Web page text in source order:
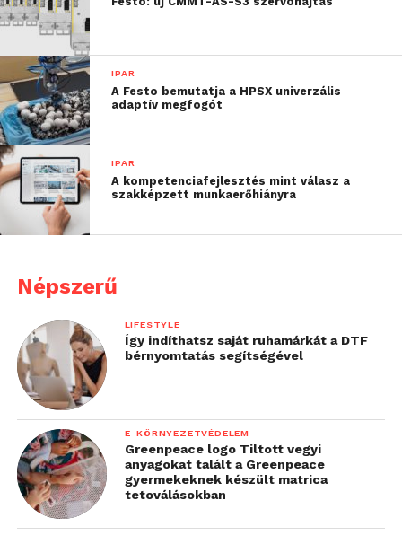
IPAR
A Festo bemutatja a HPSX univerzális
adaptív megfogót
IPAR
A kompetenciafejlesztés mint válasz a
szakképzett munkaerőhiányra
Népszerű
LIFESTYLE
Így indíthatsz saját ruhamárkát a DTF
bérnyomtatás segítségével
E-KÖRNYEZETVÉDELEM
Greenpeace logo Tiltott vegyi
anyagokat talált a Greenpeace
gyermekeknek készült matrica
tetoválásokban